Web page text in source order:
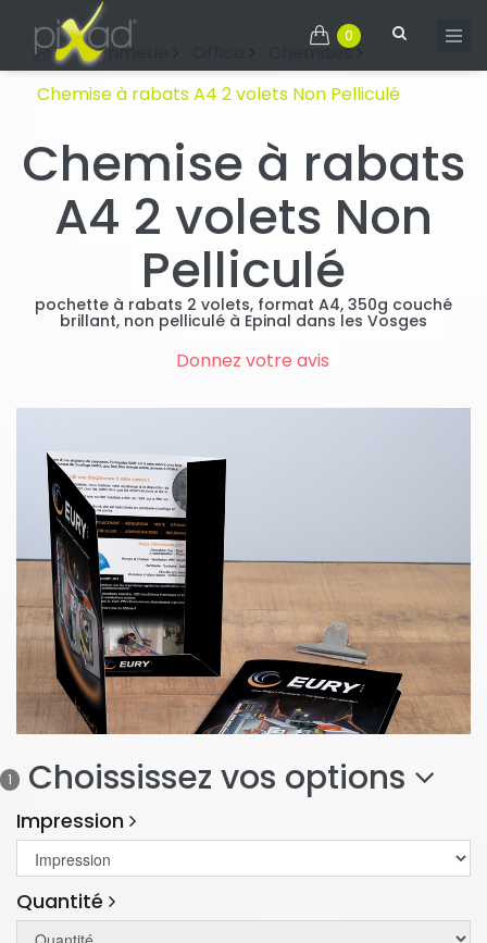
0
Imprimerie
Chemises
Chemise à rabats A4 2 volets Non Pelliculé
Chemise à rabats
A4 2 volets Non
Pelliculé
pochette à rabats 2 volets, format A4, 350g couché
brillant, non pelliculé à Epinal dans les Vosges
Donnez votre avis
1 Choississez vos options
Impression
Quantité